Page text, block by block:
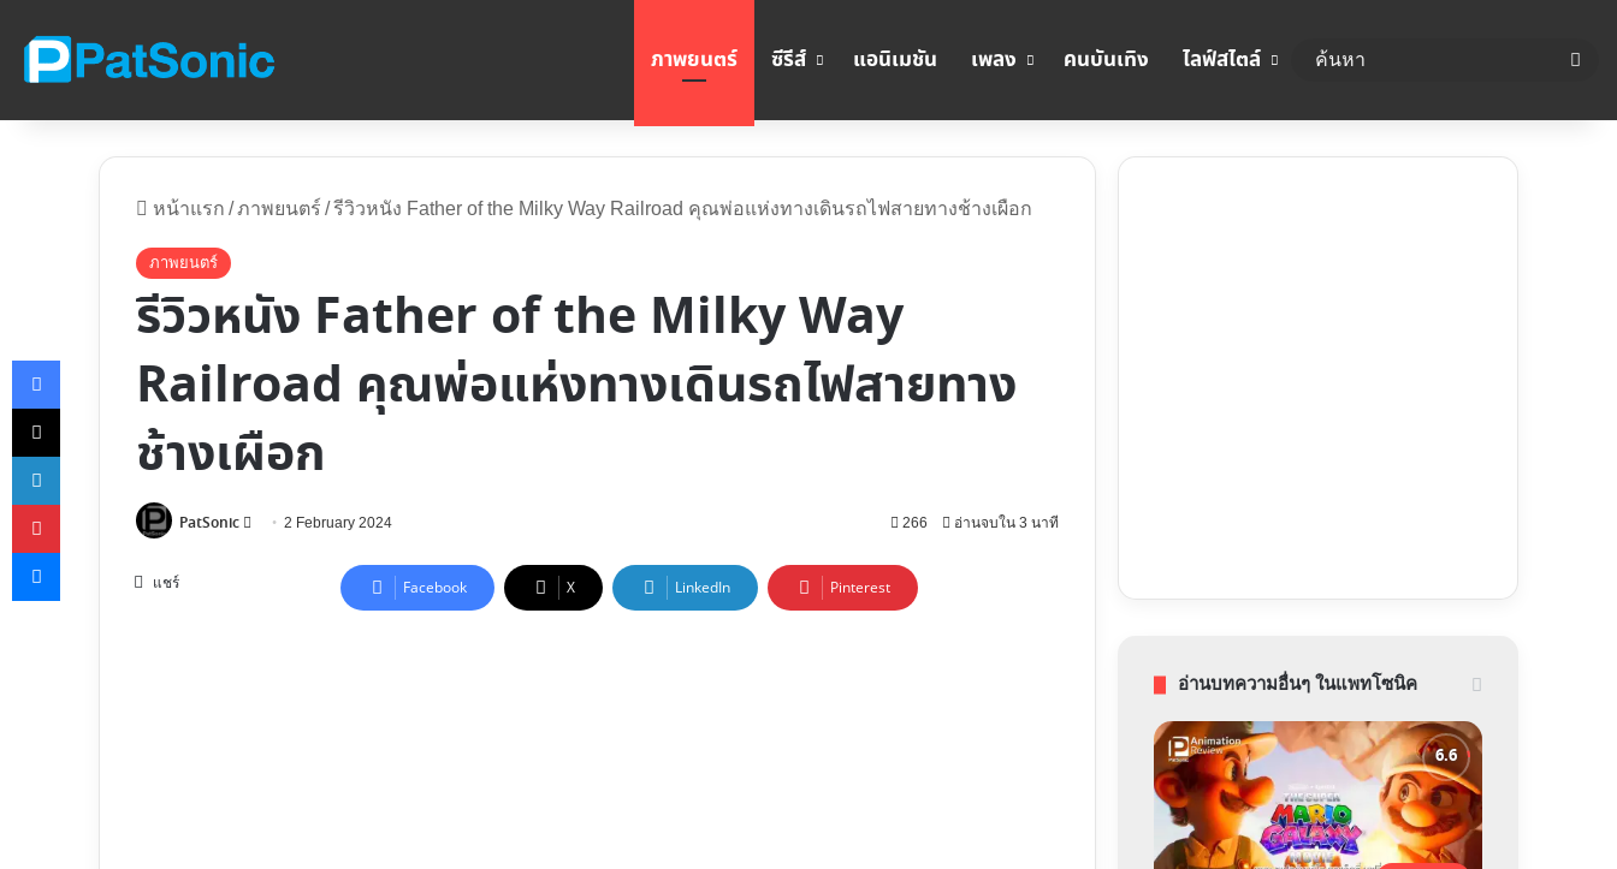
ภาพยนตร์ ซีรีส์ แอนิเมชัน เพลง คนบันเทิง ไลฟ์สไตล์ ค้น
หน้าแรก /ภาพยนตร์ /รีวิวหนัง Father of the Milky Way Railroad คุณพ่อแห่งทางเดินรถไฟสายทางช้างเผือก
ภาพยนตร์
รีวิวหนัง Father of the Milky Way
Railroad คุณพ่อแห่งทางเดินรถไฟสายทาง
ช้างเผือก
PatSonic
Follow2 February 2024 266 อ่านจบใน 3 นาที
แชร์ Facebook X LinkedIn Pinterest
อ่านบทความอื่นๆ ในแพทโซนิค
Facebook
X
LinkedIn
Pinterest
Messenger